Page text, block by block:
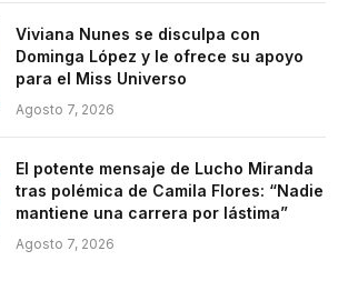
Viviana Nunes se disculpa con
Dominga López y le ofrece su apoyo
para el Miss Universo
Agosto 7, 2026
El potente mensaje de Lucho Miranda
tras polémica de Camila Flores: “Nadie
mantiene una carrera por lástima”
Agosto 7, 2026